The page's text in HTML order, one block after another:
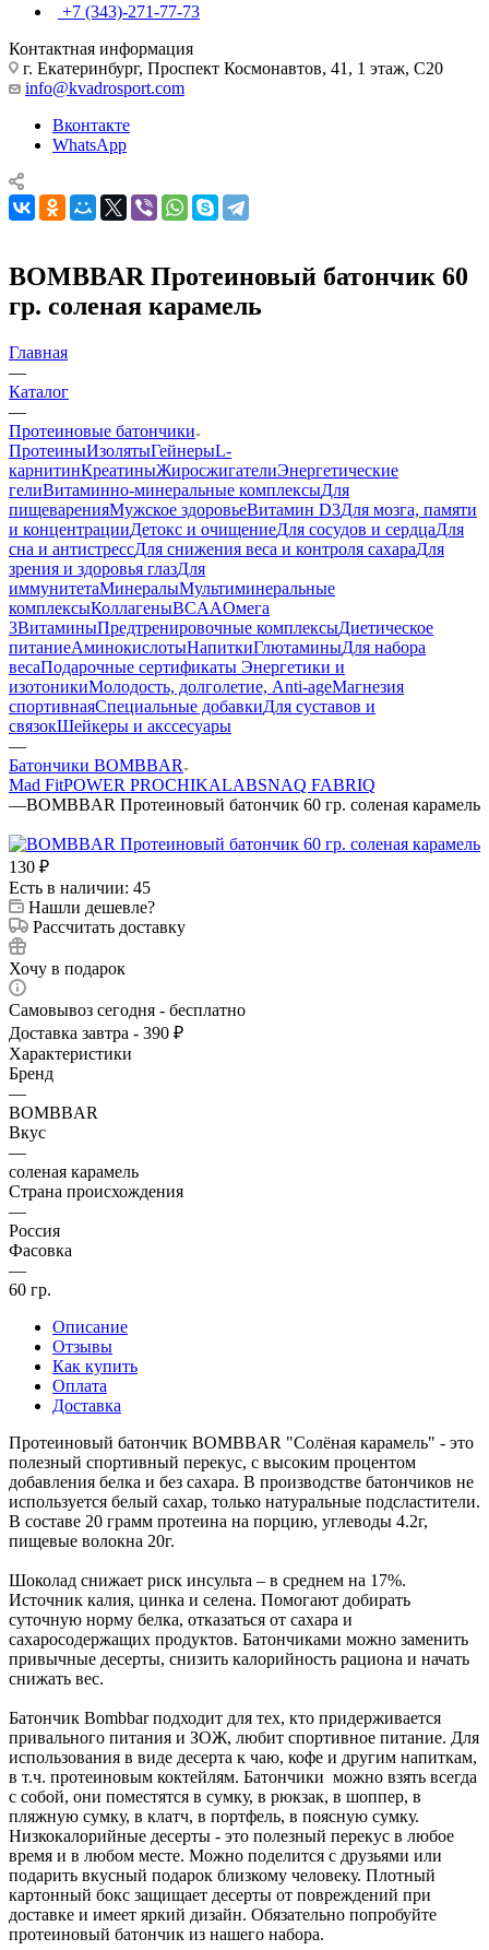
+7 (343)-271-77-73
Контактная информация
г. Екатеринбург, Проспект Космонавтов, 41, 1 этаж, С20
info@kvadrosport.com
Вконтакте
WhatsApp
BOMBBAR Протеиновый батончик 60
гр. соленая карамель
Главная
—
Каталог
—
Протеиновые батончики
ПротеиныИзолятыГейнерыL-
карнитинКреатиныЖиросжигателиЭнергетические
гелиВитаминно-минеральные комплексыДля
пищеваренияМужское здоровьеВитамин D3Для мозга, памяти
и концентрацииДетокс и очищениеДля сосудов и сердцаДля
сна и антистрессДля снижения веса и контроля сахараДля
зрения и здоровья глазДля
иммунитетаМинералыМультиминеральные
комплексыКоллагеныBCAAОмега
3ВитаминыПредтренировочные комплексыДиетическое
питаниеАминокислотыНапиткиГлютаминыДля набора
весаПодарочные сертификаты Энергетики и
изотоникиМолодость, долголетие, Anti-ageМагнезия
спортивнаяСпециальные добавкиДля суставов и
связокШейкеры и акссесуары
—
Батончики BOMBBAR
Mad FitPOWER PROCHIKALABSNAQ FABRIQ
—BOMBBAR Протеиновый батончик 60 гр. соленая карамель
130 ₽
Есть в наличии: 45
Нашли дешевле?
Рассчитать доставку
Хочу в подарок
Самовывоз сегодня - бесплатно
Доставка завтра - 390 ₽
Характеристики
Бренд
—
BOMBBAR
Вкус
—
соленая карамель
Страна происхождения
—
Россия
Фасовка
—
60 гр.
Описание
Отзывы
Как купить
Оплата
Доставка
Протеиновый батончик BOMBBAR "Солёная карамель" - это
полезный спортивный перекус, с высоким процентом
добавления белка и без сахара. В производстве батончиков не
используется белый сахар, только натуральные подсластители.
В составе 20 грамм протеина на порцию, углеводы 4.2г,
пищевые волокна 20г.
Шоколад снижает риск инсульта – в среднем на 17%.
Источник калия, цинка и селена. Помогают добирать
суточную норму белка, отказаться от сахара и
сахаросодержащих продуктов. Батончиками можно заменить
привычные десерты, снизить калорийность рациона и начать
снижать вес.
Батончик Bombbar подходит для тех, кто придерживается
привального питания и ЗОЖ, любит спортивное питание. Для
использования в виде десерта к чаю, кофе и другим напиткам,
в т.ч. протеиновым коктейлям. Батончики можно взять всегда
с собой, они поместятся в сумку, в рюкзак, в шоппер, в
пляжную сумку, в клатч, в портфель, в поясную сумку.
Низкокалорийные десерты - это полезный перекус в любое
время и в любом месте. Можно поделится с друзьями или
подарить вкусный подарок близкому человеку. Плотный
картонный бокс защищает десерты от повреждений при
доставке и имеет яркий дизайн. Обязательно попробуйте
протеиновый батончик из нашего набора.